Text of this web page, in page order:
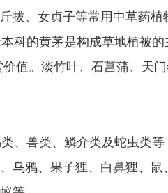
拔、女贞子等常用中草药植
科的黄茅是构成草地植被
值。淡竹叶、石菖蒲、天
、兽类、鳞介类及蛇虫类等
鸦、果子狸、白鼻狸、鼠